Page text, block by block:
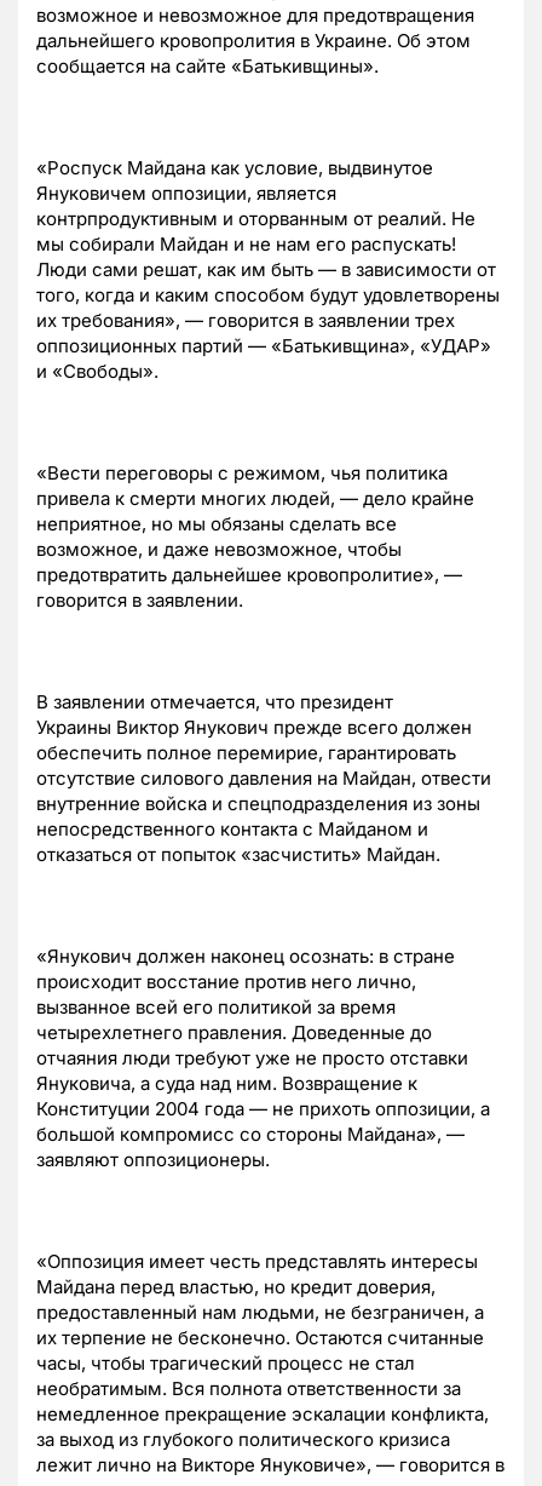
возможное и невозможное для предотвращения
дальнейшего кровопролития в Украине. Об этом
сообщается на сайте «Батькивщины».
«Роспуск Майдана как условие, выдвинутое
Януковичем оппозиции, является
контрпродуктивным и оторванным от реалий. Не
мы собирали Майдан и не нам его распускать!
Люди сами решат, как им быть — в зависимости от
того, когда и каким способом будут удовлетворены
их требования», — говорится в заявлении трех
оппозиционных партий — «Батькивщина», «УДАР»
и «Свободы».
«Вести переговоры с режимом, чья политика
привела к смерти многих людей, — дело крайне
неприятное, но мы обязаны сделать все
возможное, и даже невозможное, чтобы
предотвратить дальнейшее кровопролитие», —
говорится в заявлении.
В заявлении отмечается, что президент
Украины Виктор Янукович прежде всего должен
обеспечить полное перемирие, гарантировать
отсутствие силового давления на Майдан, отвести
внутренние войска и спецподразделения из зоны
непосредственного контакта с Майданом и
отказаться от попыток «засчистить» Майдан.
«Янукович должен наконец осознать: в стране
происходит восстание против него лично,
вызванное всей его политикой за время
четырехлетнего правления. Доведенные до
отчаяния люди требуют уже не просто отставки
Януковича, а суда над ним. Возвращение к
Конституции 2004 года — не прихоть оппозиции, а
большой компромисс со стороны Майдана», —
заявляют оппозиционеры.
«Оппозиция имеет честь представлять интересы
Майдана перед властью, но кредит доверия,
предоставленный нам людьми, не безграничен, а
их терпение не бесконечно. Остаются считанные
часы, чтобы трагический процесс не стал
необратимым. Вся полнота ответственности за
немедленное прекращение эскалации конфликта,
за выход из глубокого политического кризиса
лежит лично на Викторе Януковиче», — говорится в